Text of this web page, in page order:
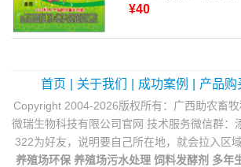
¥40
首页 关于我们 成功案例 产品购
Copyright 2004-2026版权所有：广西助农畜
微瑞生物科技有限公司官网 技术服务微信群：
322为好友，说明要自己所在地，就会拉入区
养殖场环保 养殖场污水处理 饲料发酵剂 多年